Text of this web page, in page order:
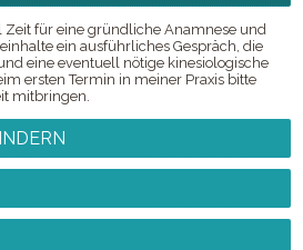
Zeit für eine gründliche Anamnese und
ein ausführliches Gespräch, die
eine eventuell nötige kinesiologische
ersten Termin in meiner Praxis bitte
mitbringen.